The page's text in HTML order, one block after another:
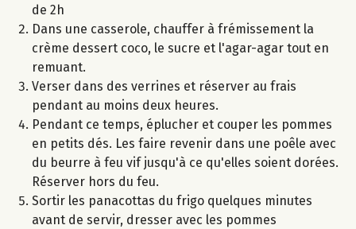
de 2h
Dans une casserole, chauffer à frémissement la
crème dessert coco, le sucre et l'agar-agar tout en
remuant.
Verser dans des verrines et réserver au frais
pendant au moins deux heures.
Pendant ce temps, éplucher et couper les pommes
en petits dés. Les faire revenir dans une poêle avec
du beurre à feu vif jusqu'à ce qu'elles soient dorées.
Réserver hors du feu.
Sortir les panacottas du frigo quelques minutes
avant de servir, dresser avec les pommes